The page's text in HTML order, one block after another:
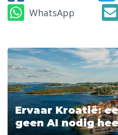
WhatsApp
Ervaar Kroatië:
geen AI nodig